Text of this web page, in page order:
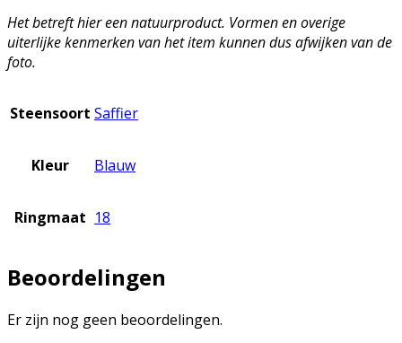
Het betreft hier een natuurproduct. Vormen en overige
uiterlijke kenmerken van het item kunnen dus afwijken van de
foto.
Steensoort Saffier
Kleur Blauw
Ringmaat 18
Beoordelingen
Er zijn nog geen beoordelingen.